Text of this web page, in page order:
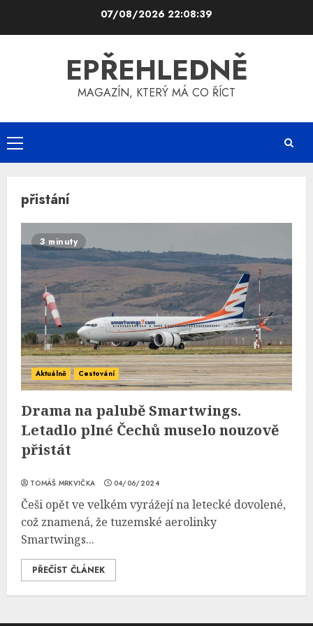
07/08/2026 22:08:39
EPŘEHLEDNĚ
MAGAZÍN, KTERÝ MÁ CO ŘÍCT
Primary
Menu
přistání
3 minuty
Aktuálně Cestování
Drama na palubě Smartwings.
Letadlo plné Čechů muselo nouzově
přistát
TOMÁŠ MRKVIČKA 04/06/2024
Češi opět ve velkém vyrážejí na letecké dovolené,
což znamená, že tuzemské aerolinky
Smartwings...
PŘEČÍST ČLÁNEK